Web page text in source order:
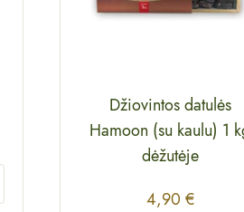
Džiovintos datulės
Hamoon (su kaulu) 1
dėžutėje
4,90 €